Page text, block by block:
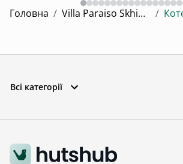
Головна / Villa Paraiso Skhidnytsya /
Всі категорії